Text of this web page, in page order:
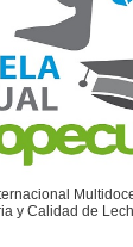
y Calidad de